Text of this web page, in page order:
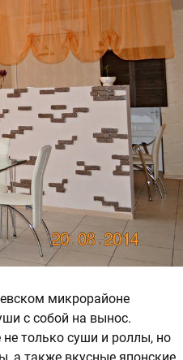
микрорайоне
с собой на вынос.
только суши и роллы, но